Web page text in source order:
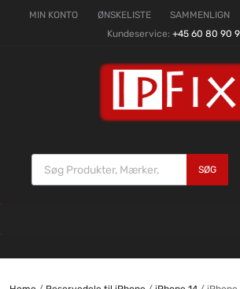
MIN KONTO ØNSKELISTE SAMMENLIGN
Kundeservice: +45 60 80 90
SØG